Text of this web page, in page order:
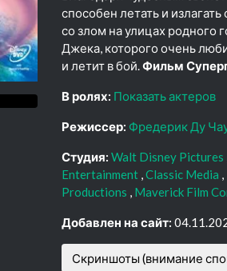
способен летать и
со злом на улицах родного
Джека, которого очень
и летит в бой.Фильм
В ролях: Показать актеров
Режиссер: Фредерик Ду
Студия: Walt Disney Pictures
Entertainment Classic Media
Productions
Maverick Film
Добавлен на сайт:
Скриншоты (внимание